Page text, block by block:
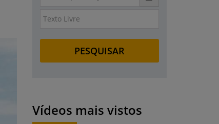
Vídeos mais vistos